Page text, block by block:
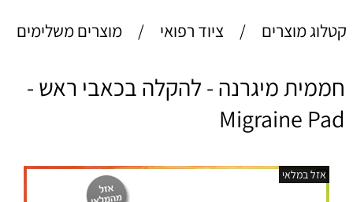
קטלוג מוצרים / ציוד רפואי / מוצרים משלימים
חממית מיגרנה - להקלה בכאבי ראש -
Migraine Pad
אזל במלאי